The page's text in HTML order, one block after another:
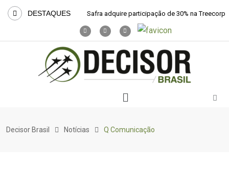
DESTAQUES Safra adquire participação de 30% na Treecorp
Decisor Brasil Notícias Q Comunicação